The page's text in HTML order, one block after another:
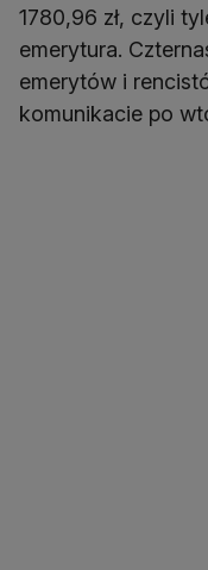
1780,96 zł, czyli
emerytura.
emerytów i
komunikacie po